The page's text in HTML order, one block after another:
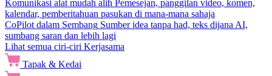
Komunikasi alat mudah alih Pemesejan, panggilan video, komen,
kalendar, pemberitahuan pasukan di mana-mana sahaja
CoPilot dalam Sembang Sumber idea tanpa had, teks dijana AI,
sumbang saran dan lebih lagi
Lihat semua ciri-ciri Kerjasama
Tapak & Kedai